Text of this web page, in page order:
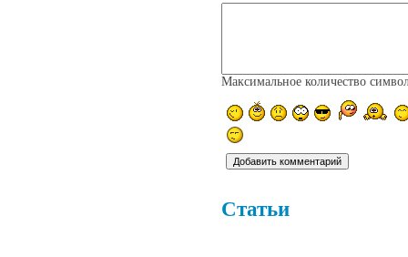
Максимальное количество
Статьи